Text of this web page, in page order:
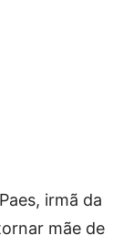
irmã da
mãe de